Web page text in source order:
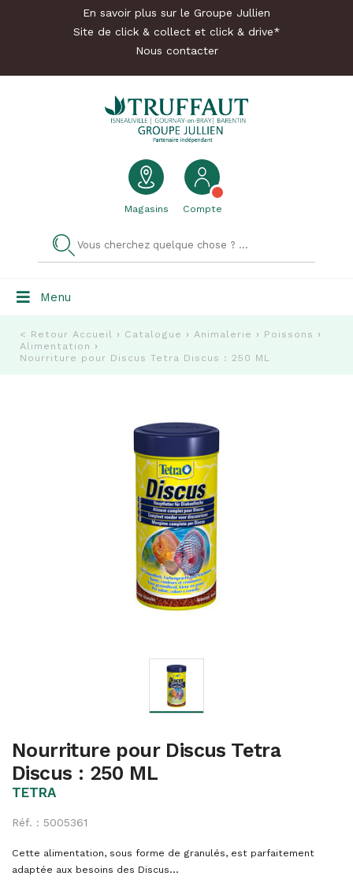
En savoir plus sur le Groupe Jullien
Site de click & collect et click & drive*
Nous contacter
Magasins Compte
Menu
< Retour Accueil › Catalogue › Animalerie › Poissons ›
Alimentation ›
Nourriture pour Discus Tetra Discus : 250 ML
Nourriture pour Discus Tetra
Discus : 250 ML
TETRA
Réf. : 5005361
Cette alimentation, sous forme de granulés, est parfaitement
adaptée aux besoins des Discus...